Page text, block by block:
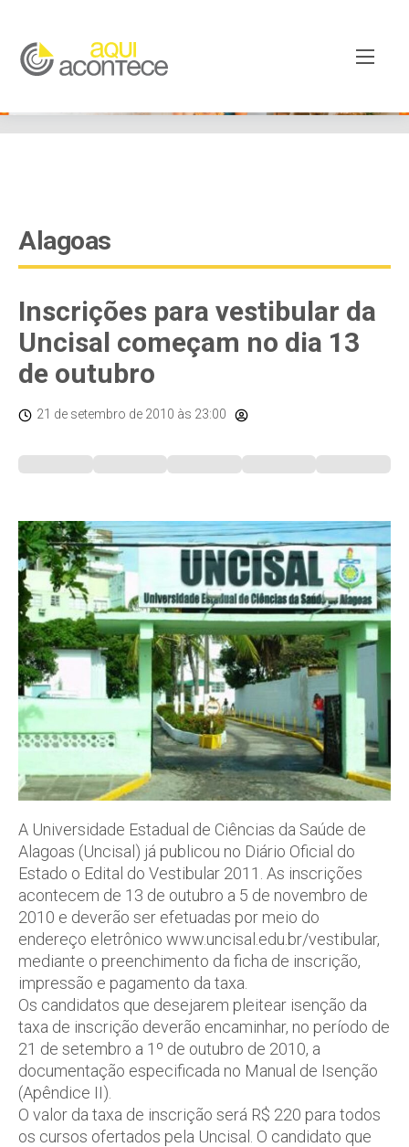
googleb82de9a22cec23e8.html
Alagoas
Inscrições para vestibular da
Uncisal começam no dia 13
de outubro
21 de setembro de 2010 às 23:00
A Universidade Estadual de Ciências da Saúde de
Alagoas (Uncisal) já publicou no Diário Oficial do
Estado o Edital do Vestibular 2011. As inscrições
acontecem de 13 de outubro a 5 de novembro de
2010 e deverão ser efetuadas por meio do
endereço eletrônico www.uncisal.edu.br/vestibular,
mediante o preenchimento da ficha de inscrição,
impressão e pagamento da taxa.
Os candidatos que desejarem pleitear isenção da
taxa de inscrição deverão encaminhar, no período de
21 de setembro a 1º de outubro de 2010, a
documentação especificada no Manual de Isenção
(Apêndice II).
O valor da taxa de inscrição será R$ 220 para todos
os cursos ofertados pela Uncisal. O candidato que